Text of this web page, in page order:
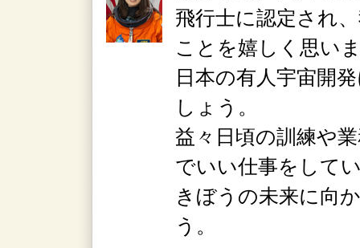
飛行士に認定され
ことを嬉しく思い
日本の有人宇宙開
しょう。
益々日頃の訓練や
でいい仕事をして
きぼうの未来に向
う。